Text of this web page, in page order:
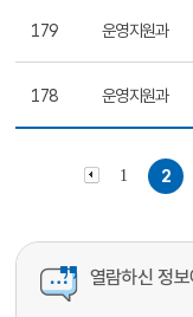
179 운영지원과
178 운영지원과
1 2
열람하신 정보